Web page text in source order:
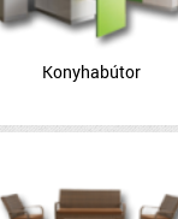
Konyhabútor